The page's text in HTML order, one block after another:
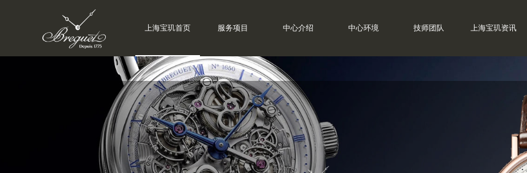
上海宝玑首页 服务项目 中心介绍 中心环境 技师团队 上海宝玑资讯